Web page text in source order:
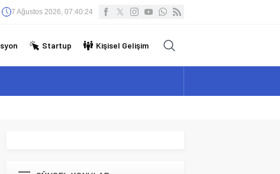
7 Ağustos 2026, 07:40:25
Startup Kişisel Gelişim